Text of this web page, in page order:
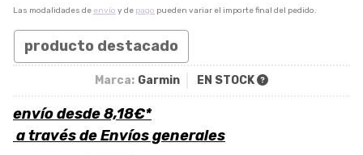
Las modalidades de envío y de pago pueden variar el importe final del pedido.
producto destacado
Marca: Garmin EN STOCK
envío desde8,18€*
a través deEnvíos generales